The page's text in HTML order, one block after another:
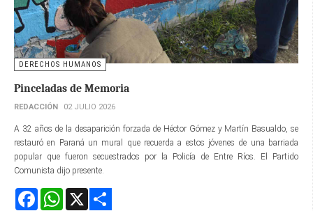
DERECHOS HUMANOS
Pinceladas de Memoria
REDACCIÓN 02 JULIO 2026
A 32 años de la desaparición forzada de Héctor Gómez y Martín Basualdo, se
restauró en Paraná un mural que recuerda a estos jóvenes de una barriada
popular que fueron secuestrados por la Policía de Entre Ríos. El Partido
Comunista dijo presente.
FacebookWhatsApp